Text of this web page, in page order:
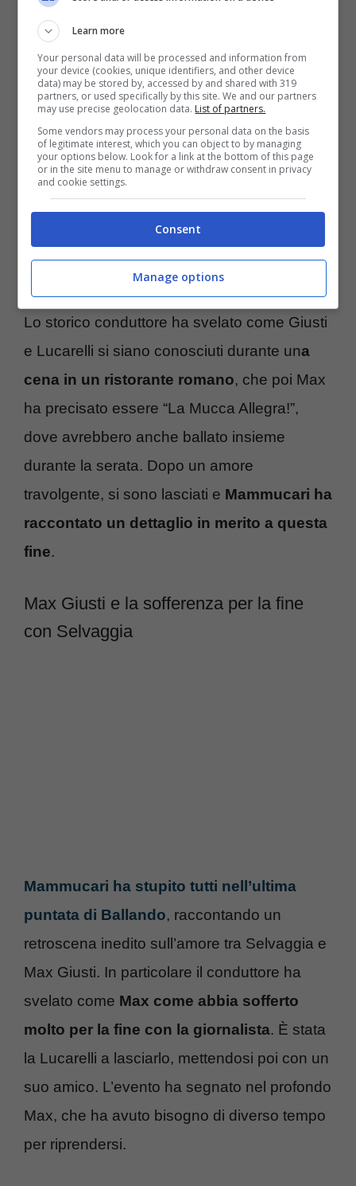
Esibitosi nei panni di ballerino per una notte,
il conduttore ha danzato davanti a una sua
ex fiamma: stiamo parlando di Selvaggia
Lucarelli con cui ha fatto coppia per alcuni
anni. Conosciutisi nel 1997, i due sono stati
molto uniti, per poi dirsi addio e non vedersi
più per anni.
Durante la puntata, a rivelare un
inaspettato sull’ex coppia è stato Teo
Mammucari, tra i concorrenti rimasti in gara.
Lo storico conduttore ha svelato come Giusti
e Lucarelli si siano conosciuti durante una
cena in un ristorante romano, che poi Max
ha precisato essere “La Mucca Allegra!”,
dove avrebbero anche ballato insieme
durante la serata. Dopo un amore
travolgente, si sono lasciati e Mammucari ha
raccontato un dettaglio in merito a questa
fine.
Max Giusti e la sofferenza per la fine
con Selvaggia
Mammucari ha stupito tutti nell’ultima
puntata di Ballando, raccontando un
retroscena inedito sull’amore tra Selvaggia e
Max Giusti. In particolare il conduttore ha
svelato come Max come abbia sofferto
molto per la fine con la giornalista. È stata
la Lucarelli a lasciarlo, mettendosi poi con un
suo amico. L’evento ha segnato nel profondo
Max, che ha avuto bisogno di diverso tempo
per riprendersi.
Learn more
Your personal data will be processed and information from
your device (cookies, unique identifiers, and other device
data) may be stored by, accessed by and shared with 319
partners, or used specifically by this site. We and our partners
may use precise geolocation data. List of partners.
Some vendors may process your personal data on the basis
of legitimate interest, which you can object to by managing
your options below. Look for a link at the bottom of this page
or in the site menu to manage or withdraw consent in privacy
and cookie settings.
Consent
Manage options